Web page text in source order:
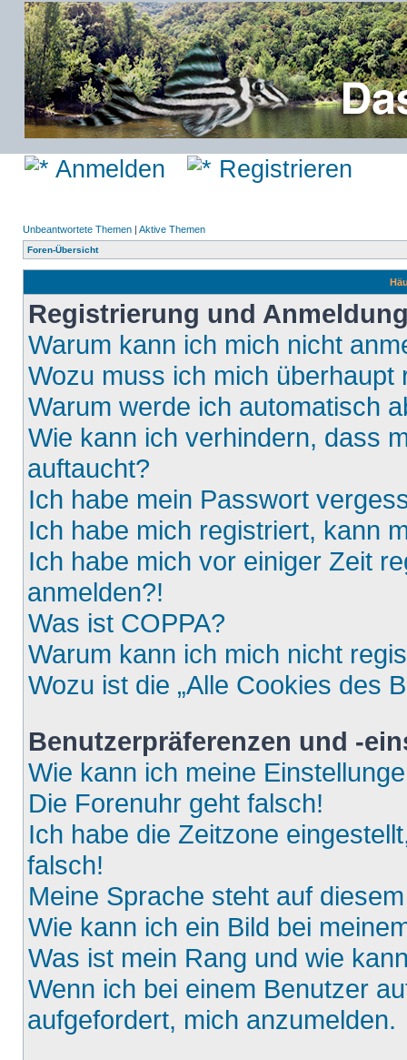
Anmelden Registrieren
Unbeantwortete Themen | Aktive Themen
Foren-Übersicht
Registrierung und
Warum kann ich mich nicht
Wozu muss ich mich überhaupt
Warum werde ich automatisch
Wie kann ich verhindern, dass
auftaucht?
Ich habe mein Passwort
Ich habe mich registriert, kann
Ich habe mich vor einiger Zeit
anmelden?!
Was ist COPPA?
Warum kann ich mich nicht
Wozu ist die „Alle Cookies des
Benutzerpräferenzen und -
Wie kann ich meine
Die Forenuhr geht falsch!
Ich habe die Zeitzone
falsch!
Meine Sprache steht auf
Wie kann ich ein Bild bei
Was ist mein Rang und wie
Wenn ich bei einem Benutzer
aufgefordert, mich anzumelden.